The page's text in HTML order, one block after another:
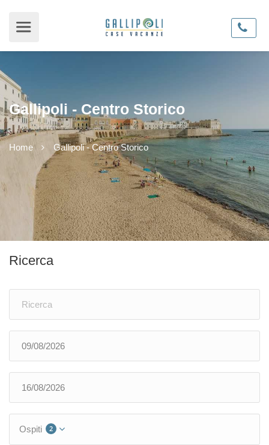
Gallipoli - Centro Storico
Home Gallipoli - Centro Storico
Ricerca
Ospiti 2